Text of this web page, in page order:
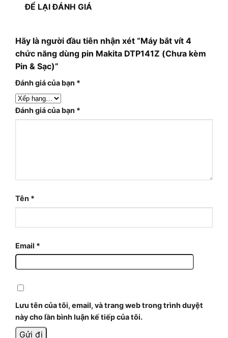
ĐỂ LẠI ĐÁNH GIÁ
Hãy là người đầu tiên nhận xét “Máy bắt vít 4
chức năng dùng pin Makita DTP141Z (Chưa kèm
Pin & Sạc)”
Đánh giá của bạn *
Đánh giá của bạn *
Tên *
Email *
Lưu tên của tôi, email, và trang web trong trình duyệt
này cho lần bình luận kế tiếp của tôi.